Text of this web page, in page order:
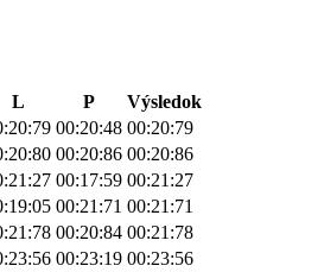
L P
Výsledok
00:20:48 00:20:79
00:20:86 00:20:86
00:17:59 00:21:27
00:21:71 00:21:71
00:20:84 00:21:78
00:23:19 00:23:56